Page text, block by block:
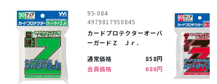
95-084
4979817950845
カードプロテクターオーバ
ーガードＺ Ｊｒ．
通常価格
858円
会員価格
686円